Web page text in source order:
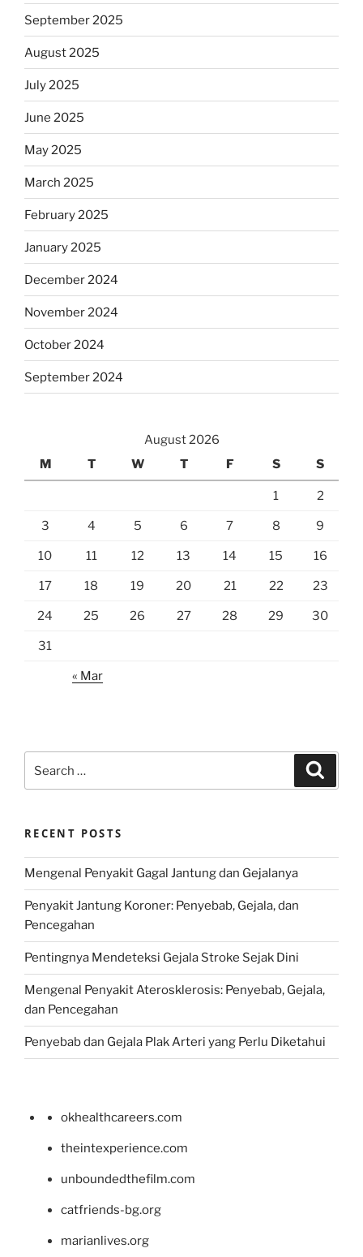
September 2025
August 2025
July 2025
June 2025
May 2025
March 2025
February 2025
January 2025
December 2024
November 2024
October 2024
September 2024
August 2026
M
T W T F S S
1 2
3 4 5 6 7 8 9
10 11 12 13 14 15 16
17 18 19 20 21 22 23
24 25 26 27 28 29 30
31
« Mar
for:
RECENT POSTS
Mengenal Penyakit Gagal Jantung dan Gejalanya
Penyakit Jantung Koroner: Penyebab, Gejala, dan
Pencegahan
Pentingnya Mendeteksi Gejala Stroke Sejak Dini
Mengenal Penyakit Aterosklerosis: Penyebab, Gejala,
dan Pencegahan
Penyebab dan Gejala Plak Arteri yang Perlu Diketahui
okhealthcareers.com
theintexperience.com
unboundedthefilm.com
catfriends-bg.org
marianlives.org